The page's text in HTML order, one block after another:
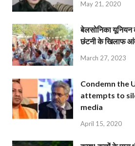
May 21, 2020
बेलसोनिका
छंटनी के खिलाफ
March 27, 2023
Condemn the
attempts to
media
April 15, 2020